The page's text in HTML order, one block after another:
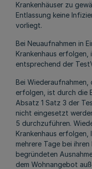
Krankenhäuser zu
Entlassung keine
vorliegt.
Bei Neuaufnahmen in
Krankenhaus erfolgen,
entsprechend der
Bei Wiederaufnahmen,
erfolgen, ist durch die
Absatz 1 Satz 3 der
nicht eingesetzt
5 durchzuführen.
Krankenhaus erfolgen,
mehrere Tage bei
begründeten
dem Wohnangebot